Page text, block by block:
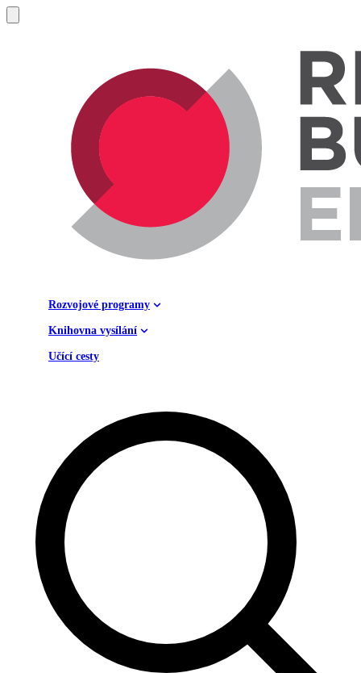
Rozvojové programy
Knihovna vysílání
Učící cesty